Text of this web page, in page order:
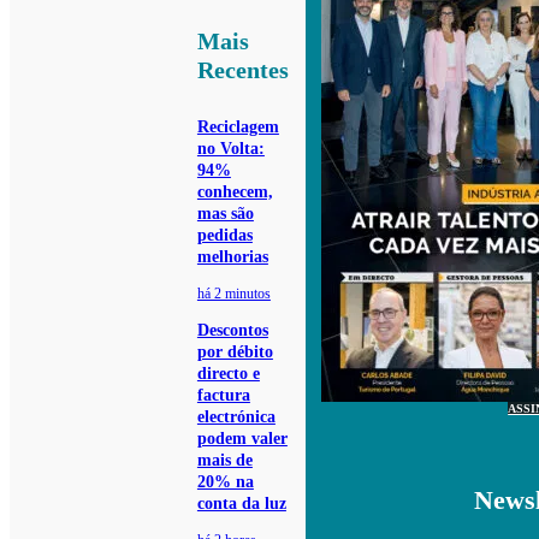
Mais
Recentes
Reciclagem
no Volta:
94%
conhecem,
mas são
pedidas
melhorias
há 2 minutos
Descontos
por débito
directo e
factura
electrónica
podem valer
mais de
20% na
conta da luz